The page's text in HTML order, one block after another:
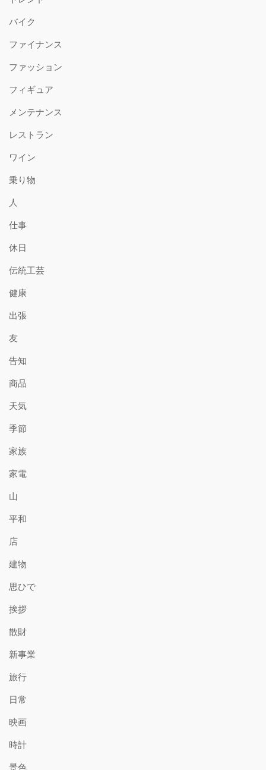
バイク
ファイナンス
ファッション
フィギュア
メンテナンス
レストラン
ワイン
乗り物
人
仕事
休日
伝統工芸
健康
出張
友
告知
商品
天気
季節
家族
家電
山
平和
店
建物
思ひで
挨拶
散財
新事業
旅行
日常
映画
時計
景色